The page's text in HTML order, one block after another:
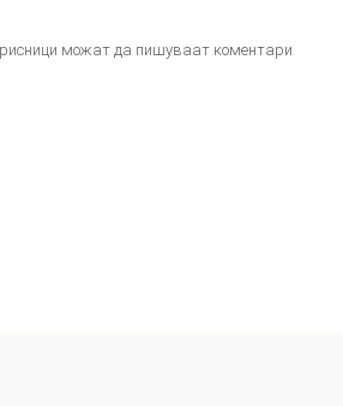
можат да пишуваат коментари